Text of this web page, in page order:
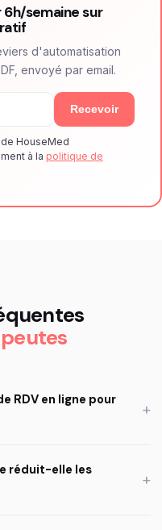
semaine sur
d'automatisation
envoyé par email.
Recevoir
HouseMed
à la politique de
RDV en ligne pour
+
réduit-elle les
+